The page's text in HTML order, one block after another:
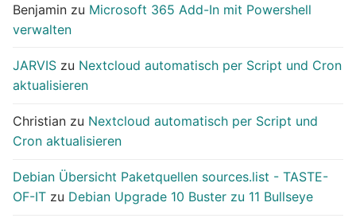
Benjamin zu Microsoft 365 Add-In mit Powershell
verwalten
JARVIS zu Nextcloud automatisch per Script und Cron
aktualisieren
Christian zu Nextcloud automatisch per Script und
Cron aktualisieren
Debian Übersicht Paketquellen sources.list - TASTE-
OF-IT zu Debian Upgrade 10 Buster zu 11 Bullseye